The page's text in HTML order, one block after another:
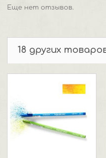
Еще нет отзывов.
18 других